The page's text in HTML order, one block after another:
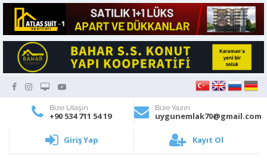
Bize Ulaşın
+90 534 711 54 19
Bize Yazın
uygunemlak70@gmail.com
Giriş Yap Kayıt Ol